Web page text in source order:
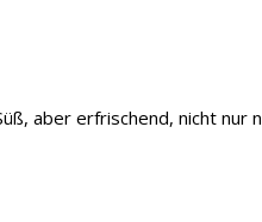
aber erfrischend, nicht nur